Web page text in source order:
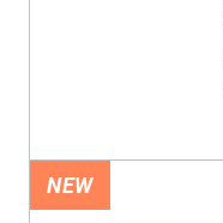
NEW